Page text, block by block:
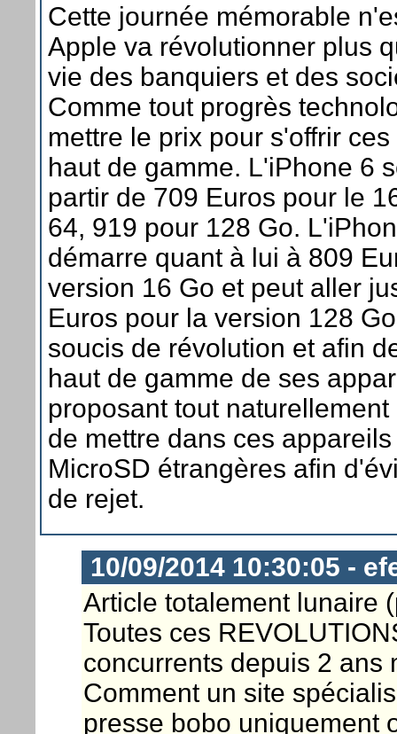
Cette journée mémorable
Apple va révolutionner plus
vie des banquiers et des
Comme tout progrès
mettre le prix pour s'offrir
haut de gamme. L'iPhone 6
partir de 709 Euros pour le
64, 919 pour 128 Go.
démarre quant à lui à 809
version 16 Go et peut aller
Euros pour la version 128
soucis de révolution et afin
haut de gamme de ses
proposant tout
de mettre dans ces
MicroSD étrangères afin
de rejet.
10/09/2014 10:30:05 -
Article totalement lunaire
Toutes ces
concurrents depuis 2 ans
Comment un site
presse bobo uniquement